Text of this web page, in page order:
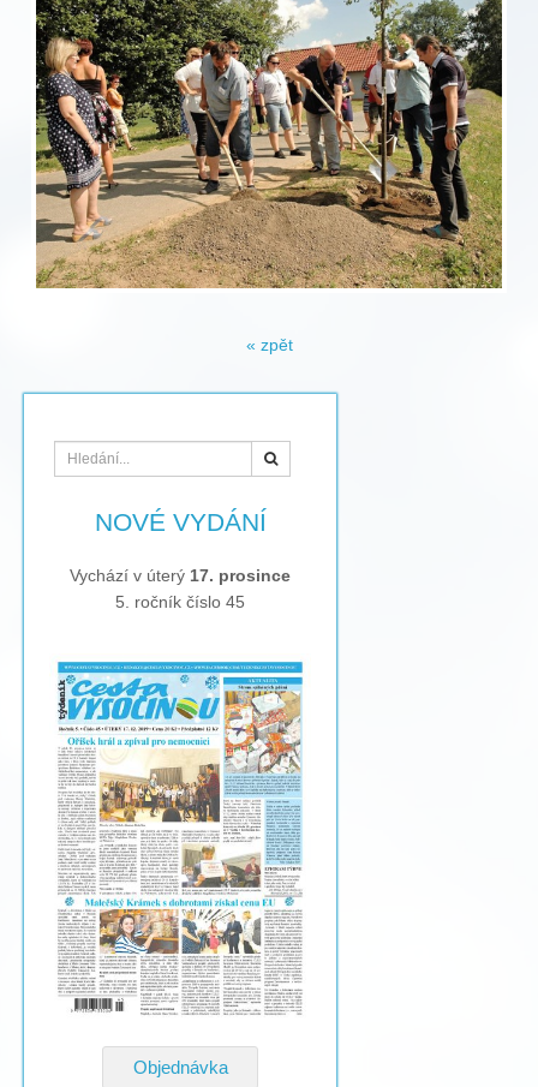
« zpět
NOVÉ VYDÁNÍ
Vychází v úterý 17. prosince
5. ročník číslo 45
Objednávka